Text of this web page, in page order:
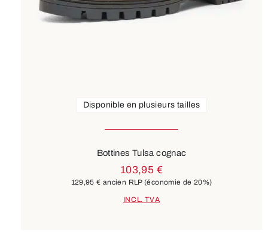
Disponible en plusieurs tailles
Bottines Tulsa cognac
103,95 €
129,95 € ancien RLP(économie de 20%)
INCL. TVA